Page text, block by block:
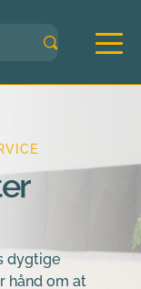
dygtige
hånd om at